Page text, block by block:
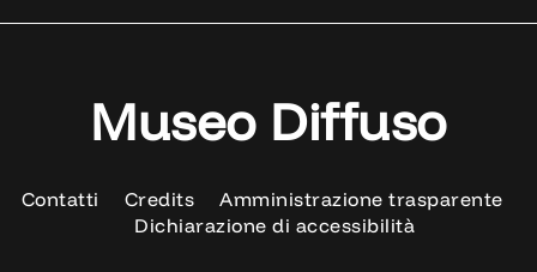
Museo Diffuso
Contatti Credits
Amministrazione trasparente
Dichiarazione di accessibilità